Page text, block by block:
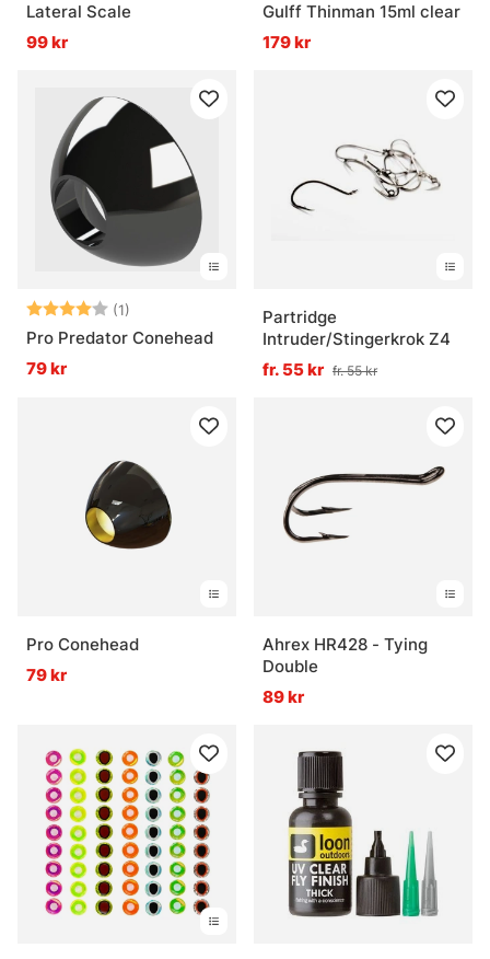
Lateral Scale
99 kr
Gulff Thinman 15ml clear
179 kr
Betyg: (1)
4.0 utav 5 stjärnor
Pro Predator Conehead
79 kr
Partridge
Intruder/Stingerkrok Z4
fr. 55 kr fr. 55 kr
Pro Conehead
79 kr
Ahrex HR428 - Tying
Double
89 kr